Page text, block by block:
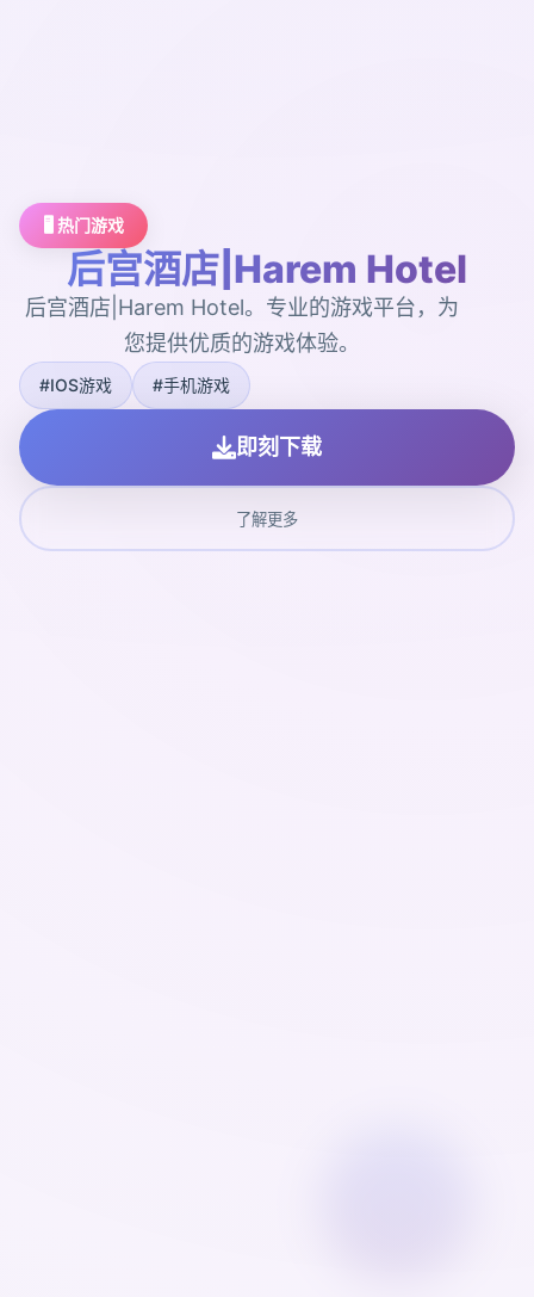
🖥️ 热门游戏
后宫酒店|Harem Hotel
后宫酒店|Harem Hotel。专业的游戏平台，为
您提供优质的游戏体验。
#IOS游戏 #手机游戏
即刻下载
了解更多